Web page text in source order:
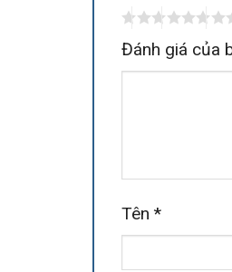
Đánh giá của
Tên *